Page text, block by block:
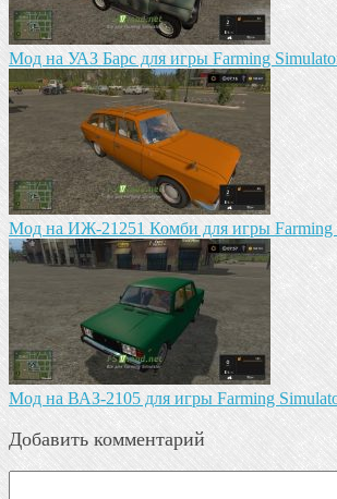
Mод на УАЗ Барс для игры Farming
Мод на ИЖ-21251 Комби для игры Farming
Мод на ВАЗ-2105 для игры Farming
Добавить комментарий